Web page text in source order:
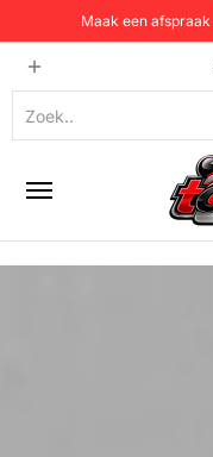
Maak een